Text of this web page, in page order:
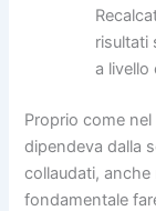
risultati
a livello
Proprio come
dipendeva dalla
collaudati,
fondamentale